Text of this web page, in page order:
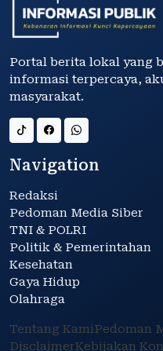
Portal berita lokal yang
informasi terpercaya,
masyarakat.
Navigation
Redaksi
Pedoman Media Siber
TNI & POLRI
Politik & Pemerintahan
Kesehatan
Gaya Hidup
Olahraga
Tentang KamiPedoman
DisclaimerKebijakan